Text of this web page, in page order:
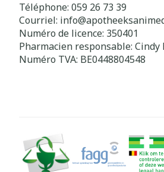
Téléphone: 059 26 73 39
Courriel: info@
Numéro de licence: 350401
Pharmacien responsable: Cindy
Numéro TVA: BE0448804548